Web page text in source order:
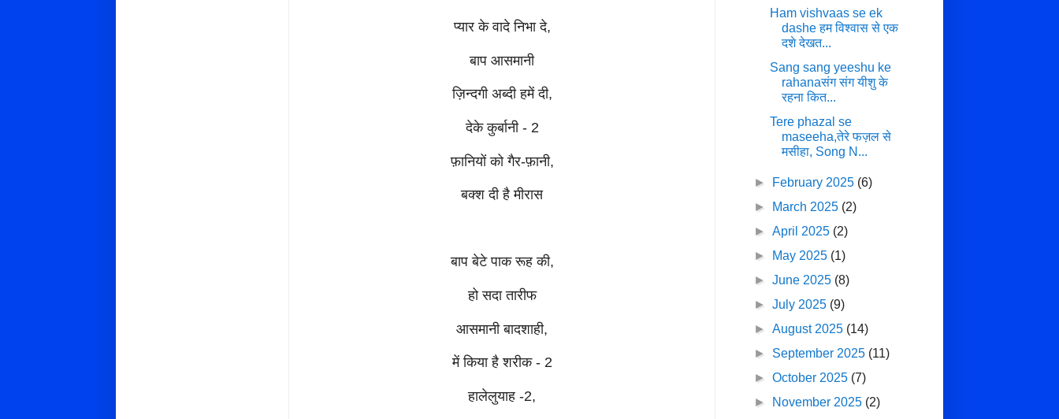
प्यार के वादे निभा दे,
बाप आसमानी
ज़िन्दगी अब्दी हमें दी,
देके कुर्बानी - 2
फ़ानियों को गैर-फ़ानी,
बक्श दी है मीरास
बाप बेटे पाक रूह की,
हो सदा तारीफ
आसमानी बादशाही,
में किया है शरीक - 2
हालेलुयाह -2,
Ham vishvaas se ek
dashe हम विश्वास से एक
दशे देखत...
Sang sang yeeshu ke
rahanaसंग संग यीशु के
रहना कित...
Tere phazal se
maseeha,तेरे फज़ल से
मसीहा, Song N...
► February 2025 (6)
►
March 2025 (2)
►April 2025 (2)
►
May 2025 (1)
►June 2025 (8)
►July 2025 (9)
►August 2025 (14)
► September 2025 (11)
►October 2025 (7)
►
November 2025 (2)